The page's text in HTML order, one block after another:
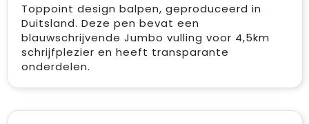
Toppoint design balpen, geproduceerd in
Duitsland. Deze pen bevat een
blauwschrijvende Jumbo vulling voor 4,5km
schrijfplezier en heeft transparante
onderdelen.